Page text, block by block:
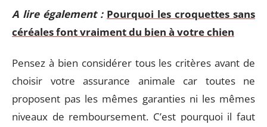
A lire également : Pourquoi les croquettes sans
céréales font vraiment du bien à votre chien
Pensez à bien considérer tous les critères avant de
choisir votre assurance animale car toutes ne
proposent pas les mêmes garanties ni les mêmes
niveaux de remboursement. C’est pourquoi il faut